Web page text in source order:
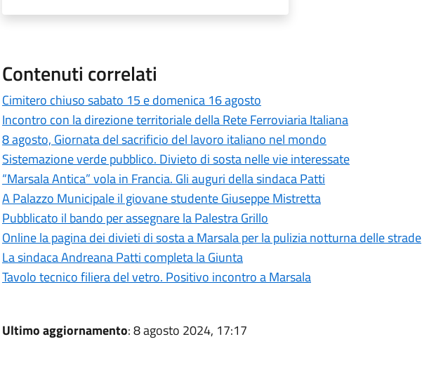
Contenuti correlati
Cimitero chiuso sabato 15 e domenica 16 agosto
Incontro con la direzione territoriale della Rete Ferroviaria Italiana
8 agosto, Giornata del sacrificio del lavoro italiano nel mondo
Sistemazione verde pubblico. Divieto di sosta nelle vie interessate
“Marsala Antica” vola in Francia. Gli auguri della sindaca Patti
A Palazzo Municipale il giovane studente Giuseppe Mistretta
Pubblicato il bando per assegnare la Palestra Grillo
Online la pagina dei divieti di sosta a Marsala per la pulizia notturna delle strade
La sindaca Andreana Patti completa la Giunta
Tavolo tecnico filiera del vetro. Positivo incontro a Marsala
Ultimo aggiornamento: 8 agosto 2024, 17:17